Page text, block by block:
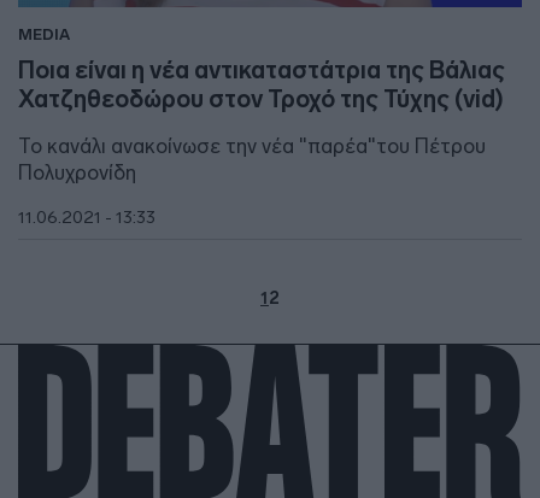
MEDIA
Ποια είναι η νέα αντικαταστάτρια της Βάλιας
Χατζηθεοδώρου στον Τροχό της Τύχης (vid)
Το κανάλι ανακοίνωσε την νέα "παρέα"του Πέτρου
Πολυχρονίδη
11.06.2021 - 13:33
12